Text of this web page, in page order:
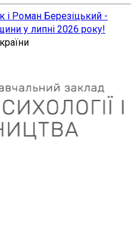
і Роман Березіцький -
у липні 2026 року!